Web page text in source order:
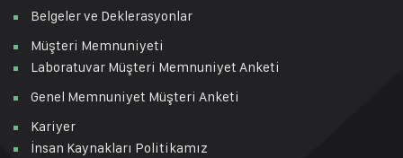
Belgeler ve Deklerasyonlar
Müşteri Memnuniyeti
Laboratuvar Müşteri Memnuniyet Anketi
Genel Memnuniyet Müşteri Anketi
Kariyer
İnsan Kaynakları Politikamız